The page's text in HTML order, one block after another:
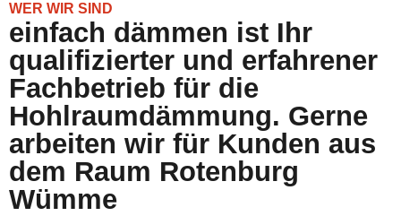
WER WIR SIND
einfach dämmen ist Ihr
qualifizierter und erfahrener
Fachbetrieb für die
Hohlraumdämmung. Gerne
arbeiten wir für Kunden aus
dem Raum Rotenburg
Wümme